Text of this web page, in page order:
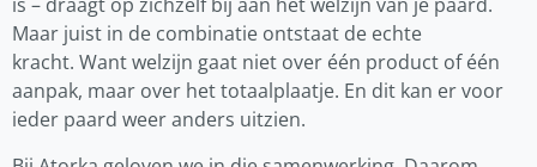
is – draagt op zichzelf bij aan het welzijn van je paard.
Maar juist in de combinatie ontstaat de echte
kracht. Want welzijn gaat niet over één product of één
aanpak, maar over het totaalplaatje. En dit kan er voor
ieder paard weer anders uitzien.